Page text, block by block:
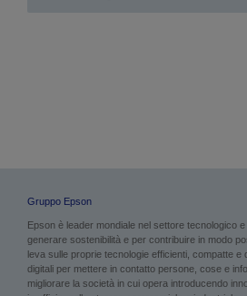
Gruppo Epson
Epson è leader mondiale nel settore tecnologico
generare sostenibilità e per contribuire in modo
leva sulle proprie tecnologie efficienti, compatte e